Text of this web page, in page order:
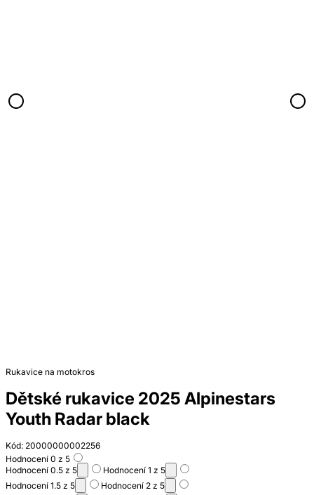
Rukavice na motokros
Dětské rukavice 2025 Alpinestars
Youth Radar black
Kód: 20000000002256
Hodnocení 0 z 5
Hodnocení 0.5 z 5
Hodnocení 1 z 5
Hodnocení 1.5 z 5
Hodnocení 2 z 5